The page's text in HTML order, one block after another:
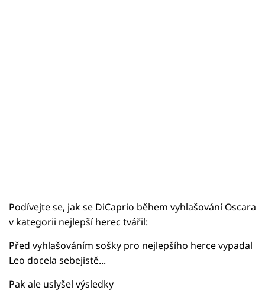
Podívejte se, jak se DiCaprio během vyhlašování Oscara
v kategorii nejlepší herec tvářil:
Před vyhlašováním sošky pro nejlepšího herce vypadal
Leo docela sebejistě...
Pak ale uslyšel výsledky